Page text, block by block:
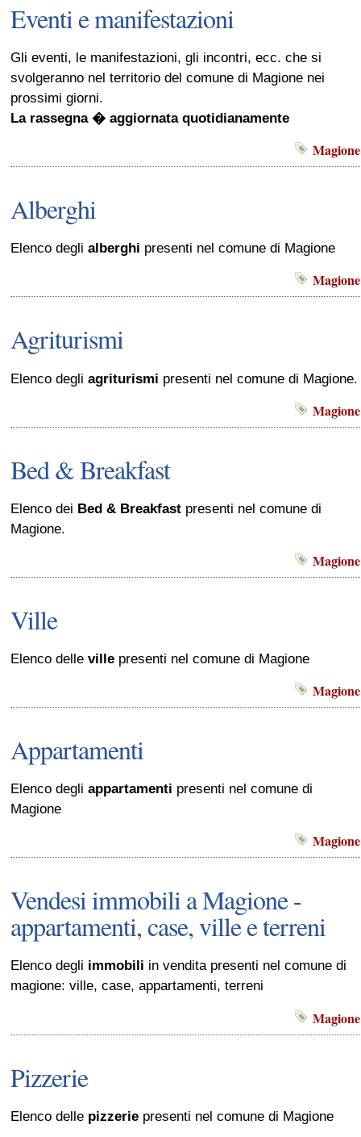
Eventi e manifestazioni
Gli eventi, le manifestazioni, gli incontri, ecc. che si
svolgeranno nel territorio del comune di Magione nei
prossimi giorni.
La rassegna � aggiornata quotidianamente
Magione
Alberghi
Elenco deglialberghi presenti nel comune di Magione
Magione
Agriturismi
Elenco degliagriturismi presenti nel comune di Magione.
Magione
Bed & Breakfast
Elenco dei Bed & Breakfast presenti nel comune di
Magione.
Magione
Ville
Elenco delleville presenti nel comune di Magione
Magione
Appartamenti
Elenco degliappartamenti presenti nel comune di
Magione
Magione
Vendesi immobili a Magione -
appartamenti, case, ville e terreni
Elenco degli immobili in vendita presenti nel comune di
magione: ville, case, appartamenti, terreni
Magione
Pizzerie
Elenco delle pizzerie presenti nel comune di Magione